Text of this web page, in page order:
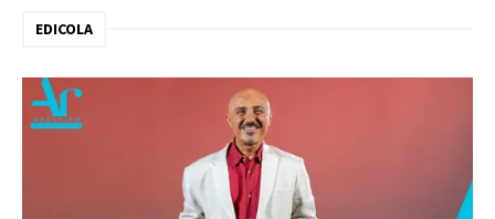
EDICOLA